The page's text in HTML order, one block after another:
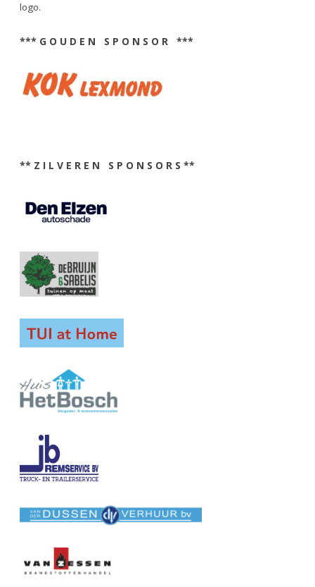
logo.
*** G O U D E N S P O N S O R ***
** Z I L V E R E N S P O N S O R S **